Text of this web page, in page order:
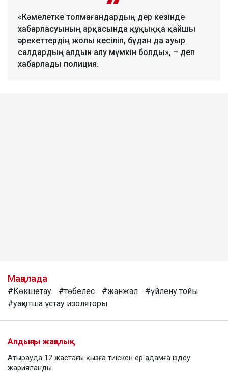
«Кәмелетке толмағандардың дер кезінде
хабарласуының арқасында құқыққа қайшы
әрекеттердің жолы кесіліп, бұдан да ауыр
салдардың алдын алу мүмкін болды», – деп
хабарлады полиция.
Мақалада
#Көкшетау #төбелес #жанжал
#үйлену тойы
#уақытша ұстау изоляторы
Алдыңғы жаңалық
Атырауда 12 жастағы қызға тиіскен ер адамға іздеу
жарияланды